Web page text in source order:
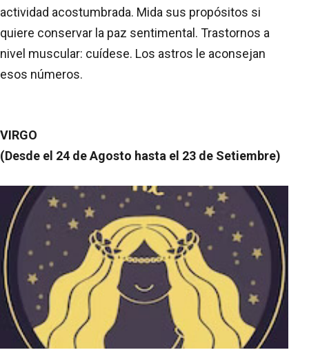
actividad acostumbrada. Mida sus propósitos si
quiere conservar la paz sentimental. Trastornos a
nivel muscular: cuídese. Los astros le aconsejan
esos números.
VIRGO
(Desde el 24 de Agosto hasta el 23 de Setiembre)